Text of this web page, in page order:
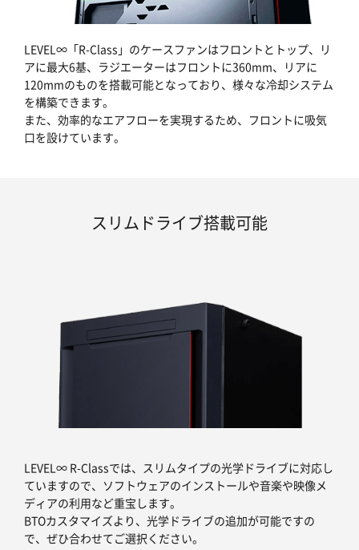
LEVEL∞「R-Class」のケースファンはフロントとトップ、リ
アに最大6基、ラジエーターはフロントに360mm、リアに
120mmのものを搭載可能となっており、様々な冷却システム
を構築できます。
また、効率的なエアフローを実現するため、フロントに吸気
口を設けています。
スリムドライブ搭載可能
LEVEL∞ R-Classでは、スリムタイプの光学ドライブに対応し
ていますので、ソフトウェアのインストールや音楽や映像メ
ディアの利用など重宝します。
BTOカスタマイズより、光学ドライブの追加が可能ですの
で、ぜひ合わせてご選択ください。